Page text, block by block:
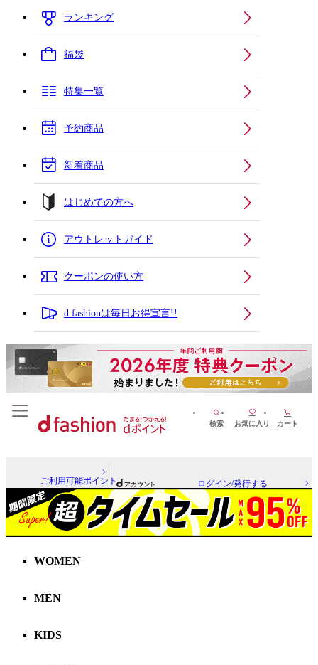
ランキング
福袋
特集一覧
予約商品
新着商品
はじめての方へ
アウトレットガイド
クーポンの使い方
d fashionは毎日お得宣言!!
検索 お気に入り カート
ご利用可能ポイント ログイン/発行する
WOMEN
MEN
KIDS